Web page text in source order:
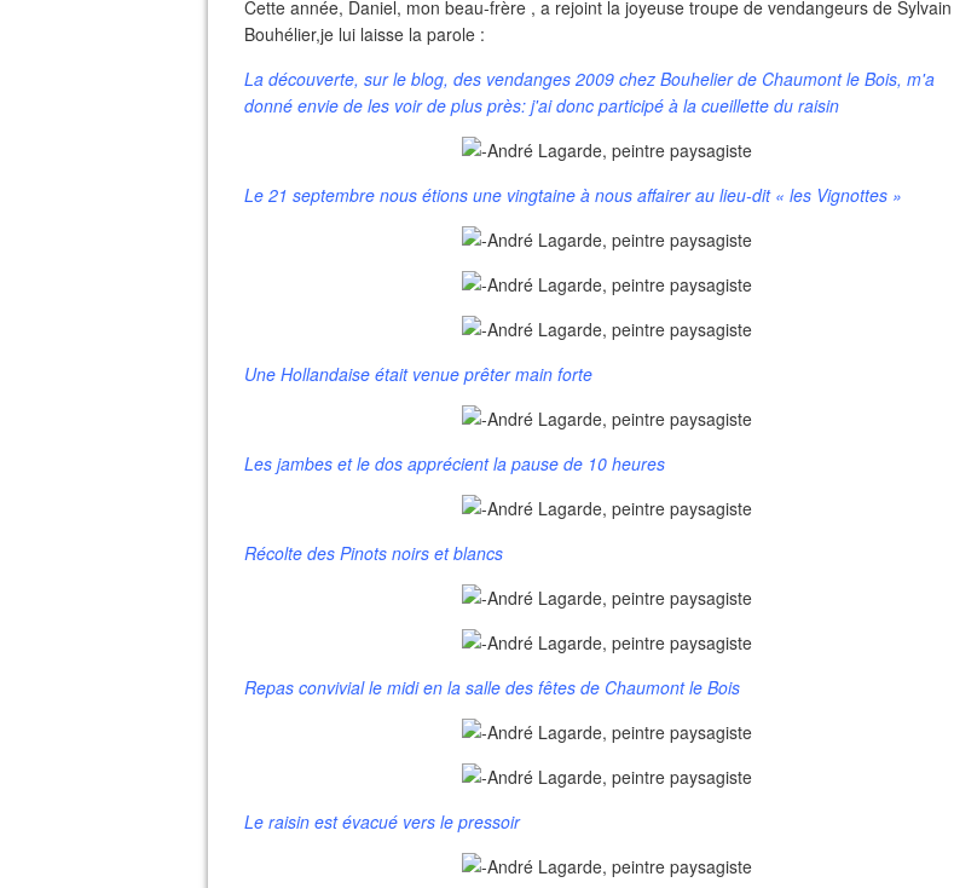
Cette année, Daniel, mon beau-frère , a rejoint la joyeuse troupe de vendangeurs de Sylvain
Bouhélier,je lui laisse la parole :
La découverte, sur le blog, des vendanges 2009 chez Bouhelier de Chaumont le Bois, m'a
donné envie de les voir de plus près: j'ai donc participé à la cueillette du raisin
Le 21 septembre nous étions une vingtaine à nous affairer au lieu-dit « les Vignottes »
Une Hollandaise était venue prêter main forte
Les jambes et le dos apprécient la pause de 10 heures
Récolte des Pinots noirs et blancs
Repas convivial le midi en la salle des fêtes de Chaumont le Bois
Le raisin est évacué vers le pressoir